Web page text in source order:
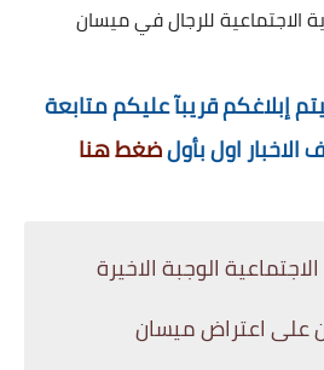
الاجتماعية للرجال في ميسان
إبلاغكم قريبآ عليكم متابعة
الاخبار اول بأولضغط هنا
الوجبة الاخيرة
على اعتراض ميسان